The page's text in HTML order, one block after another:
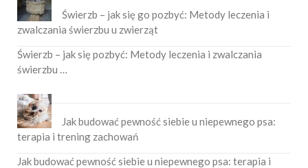
Świerzb – jak się go pozbyć: Metody leczenia i
zwalczania świerzbu u zwierząt
Świerzb – jak się pozbyć: Metody leczenia i zwalczania
świerzbu …
Jak budować pewność siebie u niepewnego psa:
terapia i trening zachowań
Jak budować pewność siebie u niepewnego psa: terapia i